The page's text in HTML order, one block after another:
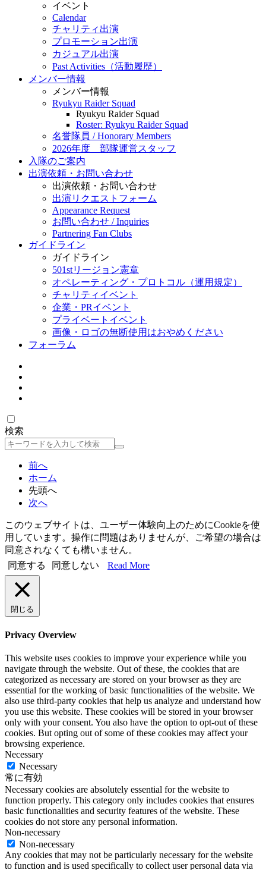
イベント
Calendar
チャリティ出演
プロモーション出演
カジュアル出演
Past Activities（活動履歴）
メンバー情報
メンバー情報
Ryukyu Raider Squad
Ryukyu Raider Squad
Roster: Ryukyu Raider Squad
名誉隊員 / Honorary Members
2026年度 部隊運営スタッフ
入隊のご案内
出演依頼・お問い合わせ
出演依頼・お問い合わせ
出演リクエストフォーム
Appearance Request
お問い合わせ / Inquiries
Partnering Fan Clubs
ガイドライン
ガイドライン
501stリージョン憲章
オペレーティング・プロトコル（運用規定）
チャリティイベント
企業・PRイベント
プライベートイベント
画像・ロゴの無断使用はおやめください
フォーラム
検索
検
前へ
ホーム
先頭へ
次へ
このウェブサイトは、ユーザー体験向上のためにCookieを使
用しています。操作に問題はありませんが、ご希望の場合は
同意されなくても構いません。
同意する
同意しない Read More
閉じる
Privacy Overview
This website uses cookies to improve your experience while you
navigate through the website. Out of these, the cookies that are
categorized as necessary are stored on your browser as they are
essential for the working of basic functionalities of the website. We
also use third-party cookies that help us analyze and understand how
you use this website. These cookies will be stored in your browser
only with your consent. You also have the option to opt-out of these
cookies. But opting out of some of these cookies may affect your
browsing experience.
Necessary
Necessary
常に有効
Necessary cookies are absolutely essential for the website to
function properly. This category only includes cookies that ensures
basic functionalities and security features of the website. These
cookies do not store any personal information.
Non-necessary
Non-necessary
Any cookies that may not be particularly necessary for the website
to function and is used specifically to collect user personal data via